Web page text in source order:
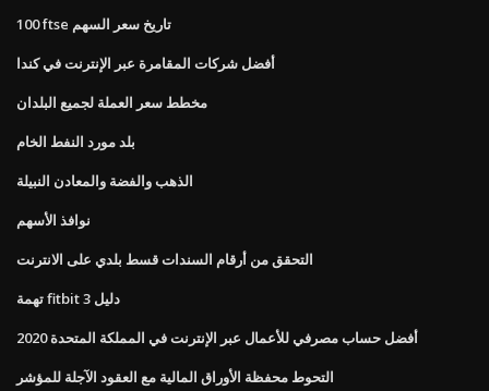
100 ftse تاريخ سعر السهم
أفضل شركات المقامرة عبر الإنترنت في كندا
مخطط سعر العملة لجميع البلدان
بلد مورد النفط الخام
الذهب والفضة والمعادن النبيلة
نوافذ الأسهم
التحقق من أرقام السندات قسط بلدي على الانترنت
تهمة fitbit 3 دليل
أفضل حساب مصرفي للأعمال عبر الإنترنت في المملكة المتحدة 2020
التحوط محفظة الأوراق المالية مع العقود الآجلة للمؤشر